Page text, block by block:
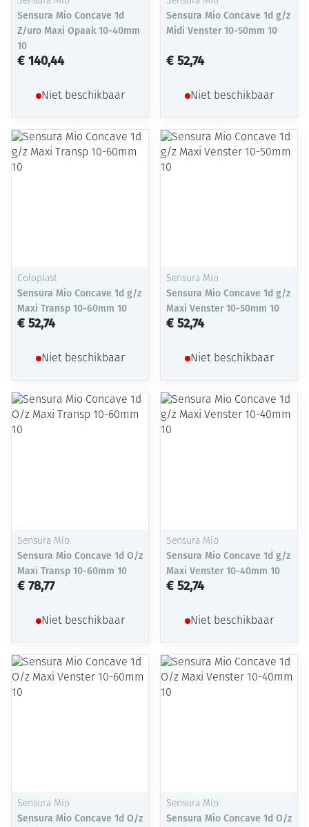
Sensura Mio Concave 1d
Z/uro Maxi Opaak 10-40mm
10
€ 140,44
Niet beschikbaar
Sensura Mio Concave 1d g/z
Midi Venster 10-50mm 10
€ 52,74
Niet beschikbaar
Coloplast
Sensura Mio Concave 1d g/z
Maxi Transp 10-60mm 10
€ 52,74
Niet beschikbaar
Sensura Mio
Sensura Mio Concave 1d g/z
Maxi Venster 10-50mm 10
€ 52,74
Niet beschikbaar
Sensura Mio
Sensura Mio Concave 1d O/z
Maxi Transp 10-60mm 10
€ 78,77
Niet beschikbaar
Sensura Mio
Sensura Mio Concave 1d g/z
Maxi Venster 10-40mm 10
€ 52,74
Niet beschikbaar
Sensura Mio
Sensura Mio Concave 1d O/z
Sensura Mio
Sensura Mio Concave 1d O/z